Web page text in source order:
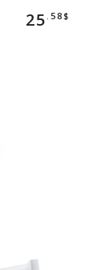
25.58$